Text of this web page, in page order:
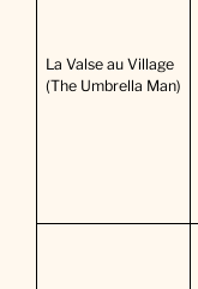
La Valse au Village
(The Umbrella Man)